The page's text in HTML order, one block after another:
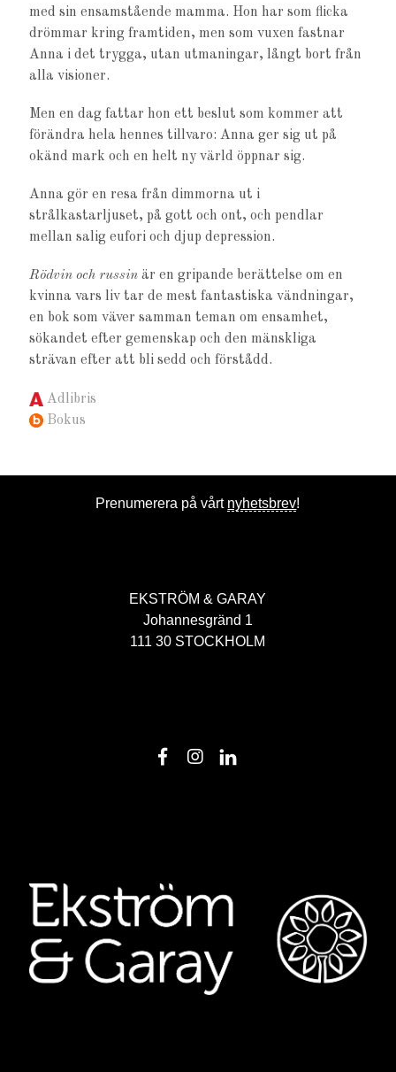
med sin ensamstående mamma. Hon har som flicka
drömmar kring framtiden, men som vuxen fastnar
Anna i det trygga, utan utmaningar, långt bort från
alla visioner.
Men en dag fattar hon ett beslut som kommer att
förändra hela hennes tillvaro: Anna ger sig ut på
okänd mark och en helt ny värld öppnar sig.
Anna gör en resa från dimmorna ut i
strålkastarljuset, på gott och ont, och pendlar
mellan salig eufori och djup depression.
Rödvin och russin är en gripande berättelse om en
kvinna vars liv tar de mest fantastiska vändningar,
en bok som väver samman teman om ensamhet,
sökandet efter gemenskap och den mänskliga
strävan efter att bli sedd och förstådd.
Adlibris
Bokus
Prenumerera på vårt nyhetsbrev!
EKSTRÖM & GARAY
Johannesgränd 1
111 30 STOCKHOLM